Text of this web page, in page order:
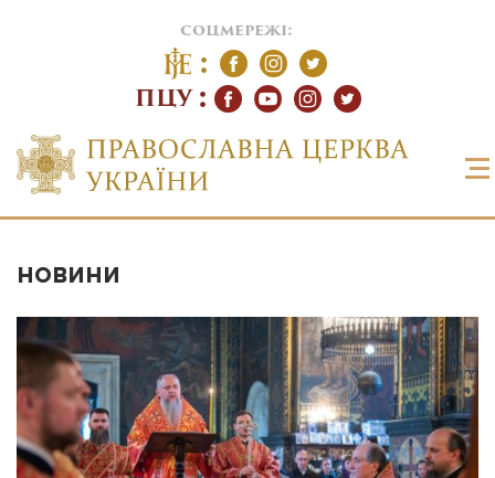
соцмережі:
ПЦУ
НОВИНИ